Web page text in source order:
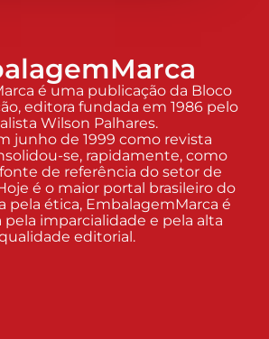
é uma publicação da Bloco
editora fundada em 1986 pelo
Wilson Palhares.
junho de 1999 como revista
se, rapidamente, como
de referência do setor de
é o maior portal brasileiro do
pela ética, EmbalagemMarca é
imparcialidade e pela alta
editorial.